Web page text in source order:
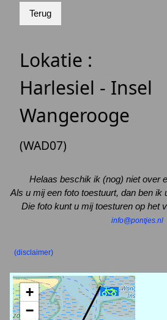
Lokatie :
Harlesiel - Insel
Wangerooge
(WAD07)
Helaas beschik ik (nog) niet over
Als u mij een foto toestuurt, dan ben ik
Die foto kunt u mij toesturen op het
info@pontjes.nl
(disclaimer)
+
−